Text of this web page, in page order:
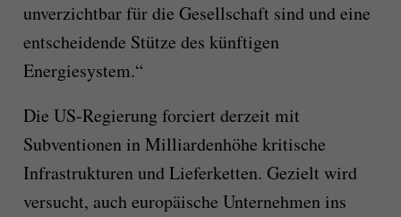
unverzichtbar für die Gesellschaft sind und eine
entscheidende Stütze des künftigen
Energiesystem.“
Die US-Regierung forciert derzeit mit
Subventionen in Milliardenhöhe kritische
Infrastrukturen und Lieferketten. Gezielt wird
versucht, auch europäische Unternehmen ins